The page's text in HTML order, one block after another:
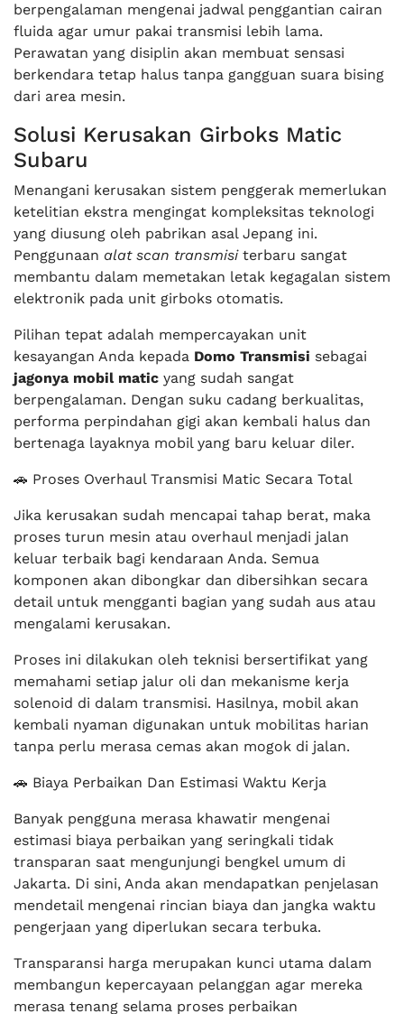
berpengalaman mengenai jadwal penggantian cairan
fluida agar umur pakai transmisi lebih lama.
Perawatan yang disiplin akan membuat sensasi
berkendara tetap halus tanpa gangguan suara bising
dari area mesin.
Solusi Kerusakan Girboks Matic
Subaru
Menangani kerusakan sistem penggerak memerlukan
ketelitian ekstra mengingat kompleksitas teknologi
yang diusung oleh pabrikan asal Jepang ini.
Penggunaan alat scan transmisiterbaru sangat
membantu dalam memetakan letak kegagalan sistem
elektronik pada unit girboks otomatis.
Pilihan tepat adalah mempercayakan unit
kesayangan Anda kepada Domo Transmisi sebagai
jagonya mobil matic yang sudah sangat
berpengalaman. Dengan suku cadang berkualitas,
performa perpindahan gigi akan kembali halus dan
bertenaga layaknya mobil yang baru keluar diler.
🚗 Proses Overhaul Transmisi Matic Secara Total
Jika kerusakan sudah mencapai tahap berat, maka
proses turun mesin atau overhaul menjadi jalan
keluar terbaik bagi kendaraan Anda. Semua
komponen akan dibongkar dan dibersihkan secara
detail untuk mengganti bagian yang sudah aus atau
mengalami kerusakan.
Proses ini dilakukan oleh teknisi bersertifikat yang
memahami setiap jalur oli dan mekanisme kerja
solenoid di dalam transmisi. Hasilnya, mobil akan
kembali nyaman digunakan untuk mobilitas harian
tanpa perlu merasa cemas akan mogok di jalan.
🚗 Biaya Perbaikan Dan Estimasi Waktu Kerja
Banyak pengguna merasa khawatir mengenai
estimasi biaya perbaikan yang seringkali tidak
transparan saat mengunjungi bengkel umum di
Jakarta. Di sini, Anda akan mendapatkan penjelasan
mendetail mengenai rincian biaya dan jangka waktu
pengerjaan yang diperlukan secara terbuka.
Transparansi harga merupakan kunci utama dalam
membangun kepercayaan pelanggan agar mereka
merasa tenang selama proses perbaikan